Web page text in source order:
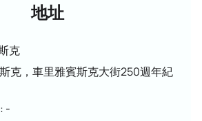
地址
克
克，車里雅賓斯克大街250週年紀
: -